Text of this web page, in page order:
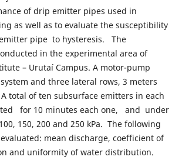
of drip emitter pipes used in
as well as to evaluate the susceptibility
pipe to hysteresis. The
in the experimental area of
– Urutaí Campus. A motor-pump
and three lateral rows, 3 meters
total of ten subsurface emitters in each
for 10 minutes each one, and under
150, 200 and 250 kPa. The following
mean discharge, coefficient of
and uniformity of water distribution.